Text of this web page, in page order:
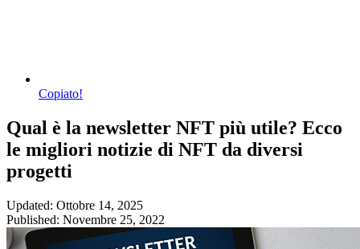
Copiato!
Qual è la newsletter NFT più utile? Ecco
le migliori notizie di NFT da diversi
progetti
Updated: Ottobre 14, 2025
Published: Novembre 25, 2022